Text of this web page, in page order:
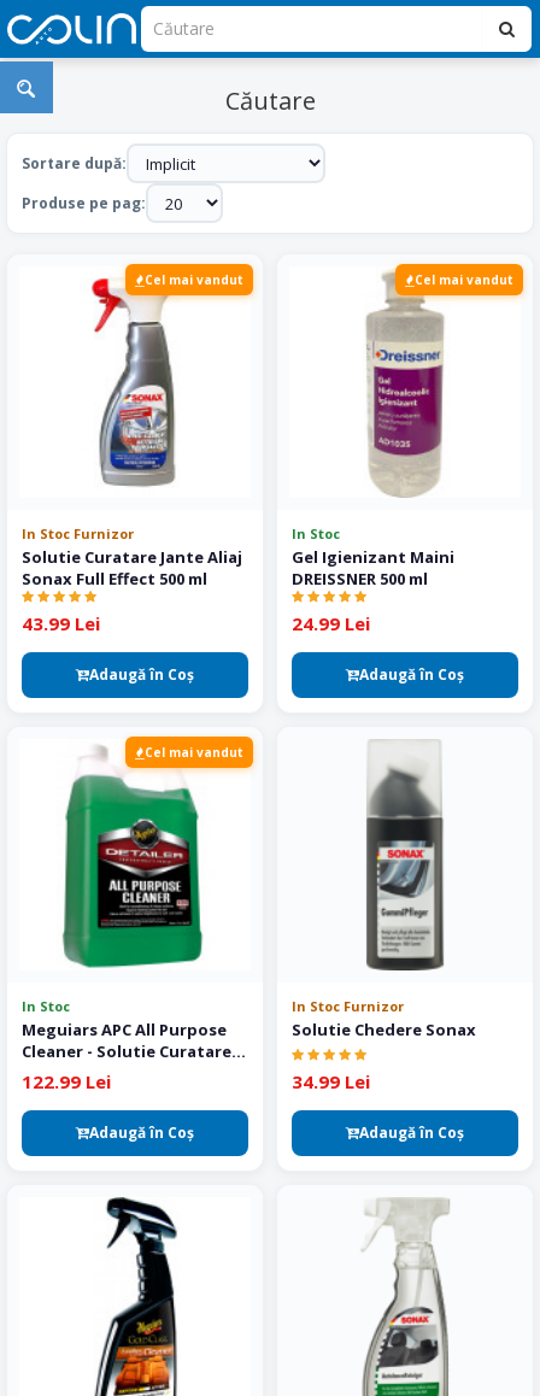
Căutare
Sortare după:
Produse pe pag:
Cel mai vandut
In Stoc Furnizor
Solutie Curatare Jante Aliaj
Sonax Full Effect 500 ml
43.99 Lei
Adaugă în Coş
Cel mai vandut
In Stoc
Gel Igienizant Maini
DREISSNER 500 ml
24.99 Lei
Adaugă în Coş
Cel mai vandut
In Stoc
Meguiars APC All Purpose
Cleaner - Solutie Curatare
Interior 3.78 L
122.99 Lei
Adaugă în Coş
In Stoc Furnizor
Solutie Chedere Sonax
34.99 Lei
Adaugă în Coş